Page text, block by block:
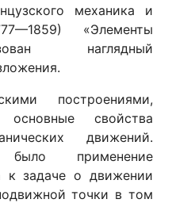
механика и
«Элементы
наглядный
построениями,
свойства
движений.
применение
к задаче о движении
точки в том